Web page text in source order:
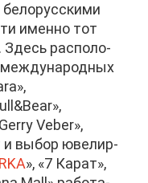
имен­но тот
Здесь рас­по­ло­
меж­ду­на­род­ных
Veber»,
и вы­бор юве­лир­
», «7 Ка­рат»,